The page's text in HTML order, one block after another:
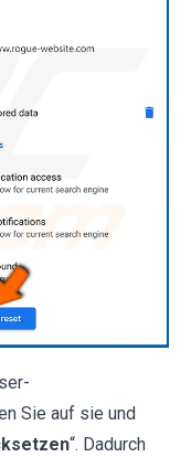
Sie auf sie und
“. Dadurch